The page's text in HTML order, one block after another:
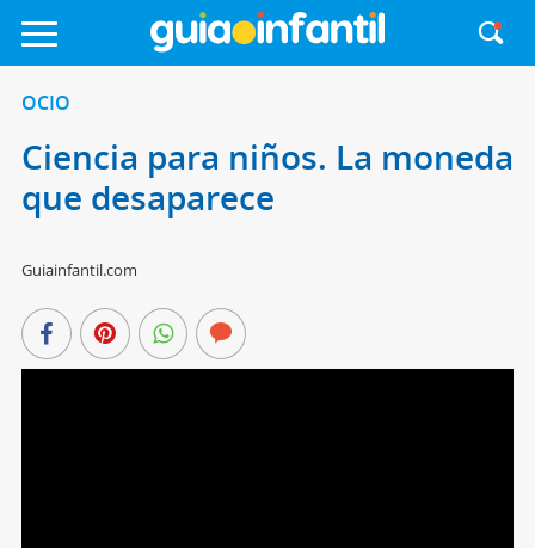
OCIO
Ciencia para niños. La moneda
que desaparece
Guiainfantil.com